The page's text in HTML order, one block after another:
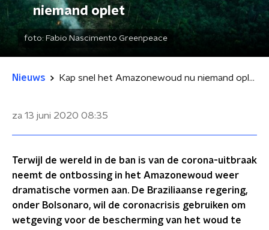
niemand oplet
foto: Fabio Nascimento Greenpeace
Nieuws Kap snel het Amazonewoud nu niemand oplet
za 13 juni 2020 08:35
Terwijl de wereld in de ban is van de corona-uitbraak
neemt de ontbossing in het Amazonewoud weer
dramatische vormen aan. De Braziliaanse regering,
onder Bolsonaro, wil de coronacrisis gebruiken om
wetgeving voor de bescherming van het woud te